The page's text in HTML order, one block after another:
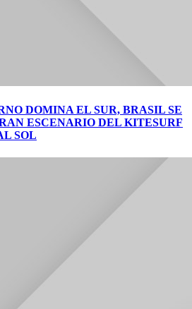
DOMINA EL SUR, BRASIL SE
ESCENARIO DEL KITESURF
SOL